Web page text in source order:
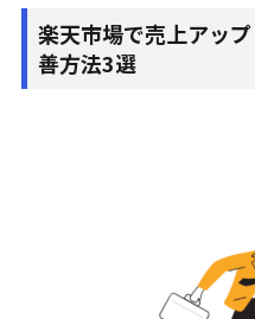
楽天市場で売上アッ
善方法3選